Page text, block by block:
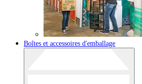
Boîtes et accessoires d'emballage